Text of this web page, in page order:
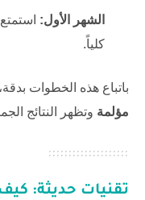
الشهر الأول:
كلياً.
باتباع هذه الخطوات
مؤلمة وتظهر النتائج
تقنيات حديثة: